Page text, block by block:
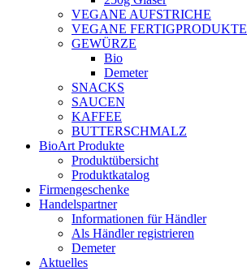
VEGANE AUFSTRICHE
VEGANE FERTIGPRODUKTE
GEWÜRZE
Bio
Demeter
SNACKS
SAUCEN
KAFFEE
BUTTERSCHMALZ
BioArt Produkte
Produktübersicht
Produktkatalog
Firmengeschenke
Handelspartner
Informationen für Händler
Als Händler registrieren
Demeter
Aktuelles